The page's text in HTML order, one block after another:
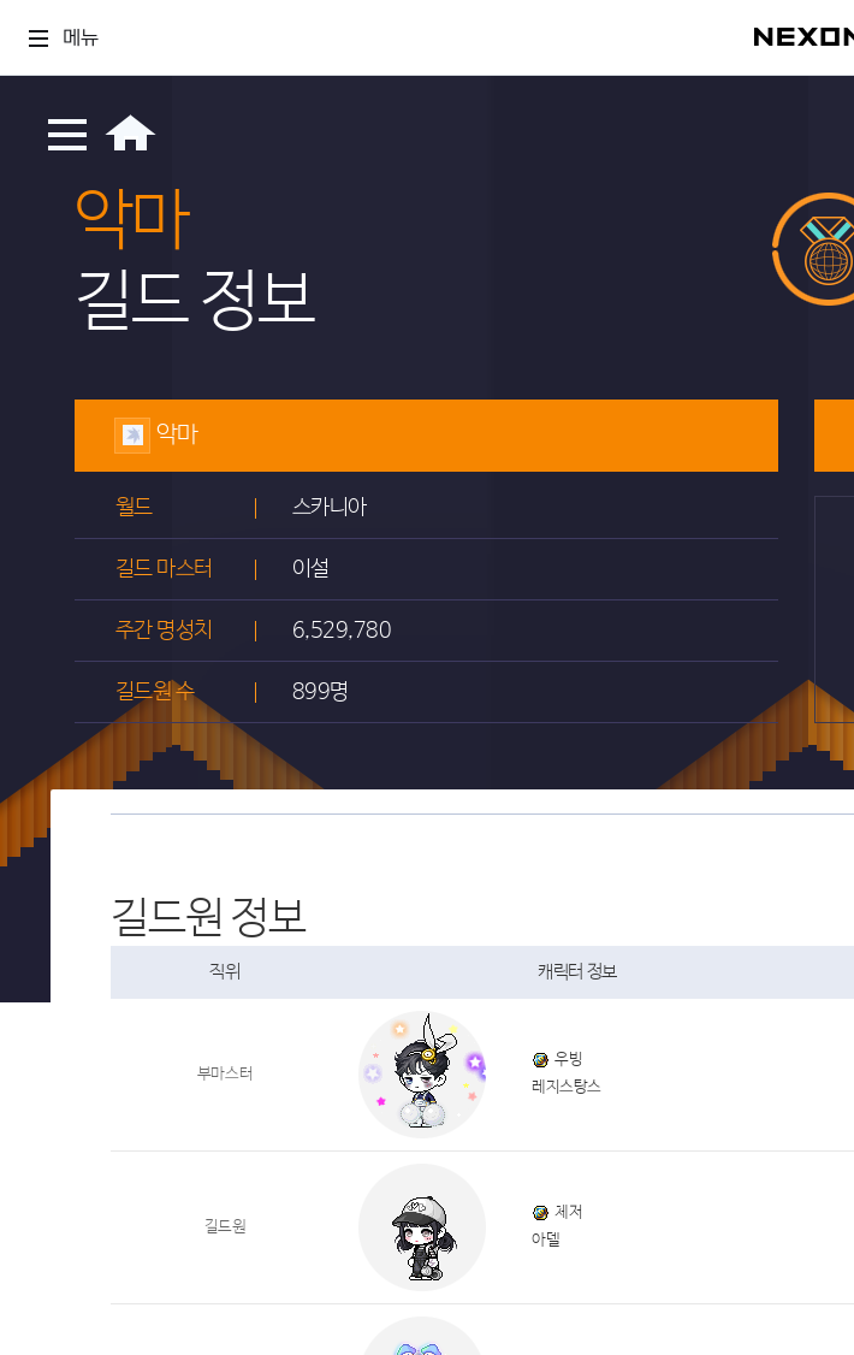
메뉴
악마
길드 정보
악마
월드 스카니아
길드 마스터 이설
주간 명성치 6,529,780
길드원 수 899명
길드원 정보
직위 캐릭터 정보
부마스터
우빙
레지스탕스
길드원
체저
아델